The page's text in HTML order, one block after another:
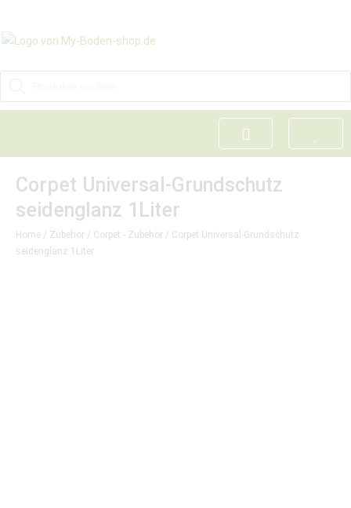
Corpet Universal-Grundschutz
seidenglanz 1Liter
Home / Zubehör / Corpet - Zubehör / Corpet Universal-Grundschutz
seidenglanz 1Liter